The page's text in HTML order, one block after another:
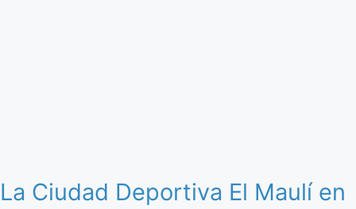
La Ciudad Deportiva El Maulí en